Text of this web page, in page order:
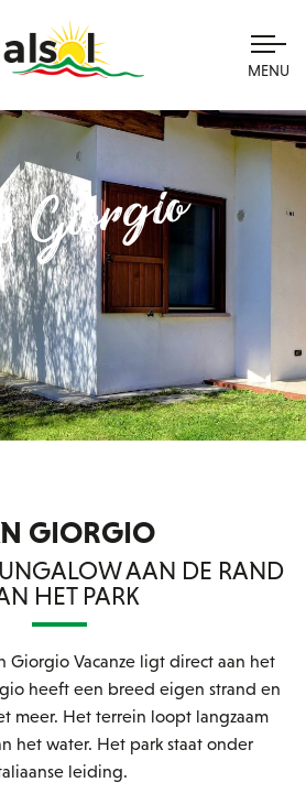
MENU
Giorgio
GIORGIO
AAN DE RAND
HET PARK
Giorgio Vacanze ligt direct aan het
heeft een breed eigen strand en
meer. Het terrein loopt langzaam
het water. Het park staat onder
leiding.